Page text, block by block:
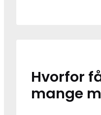
Hvorfor
mange